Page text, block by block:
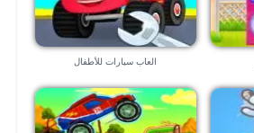
العاب سيارات للأطفال